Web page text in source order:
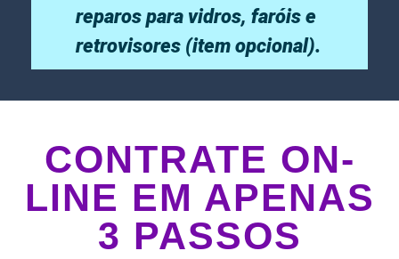
reparos para vidros, faróis e
retrovisores (item opcional).
CONTRATE ON-
LINE EM APENAS
3 PASSOS